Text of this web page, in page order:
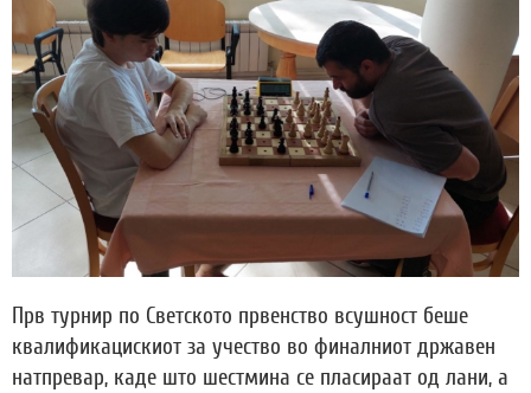
Прв турнир по Светското првенство всушност беше
квалификацискиот за учество во финалниот државен
натпревар, каде што шестмина се пласираат од лани, а